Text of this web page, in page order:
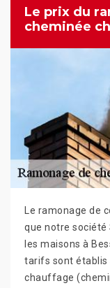
Le prix du
cheminée
Le ramonage de
que notre société
les maisons à
tarifs sont établis
chauffage